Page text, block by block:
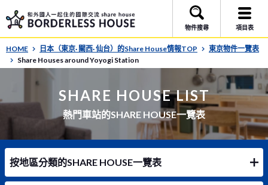
物件搜尋 項目表
HOME 日本（東京· 關西· 仙台）的Share House情報TOP
東京物件一覽表
Share Houses around Yoyogi Station
SHARE HOUSE LIST
熱門車站的SHARE HOUSE一覽表
按地區分類的SHARE HOUSE一覽表